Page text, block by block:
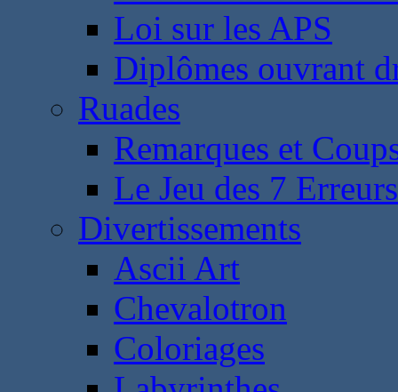
Loi sur les APS
Diplômes ouvrant
Ruades
Remarques et
Le Jeu des 7 Erreurs
Divertissements
Ascii Art
Chevalotron
Coloriages